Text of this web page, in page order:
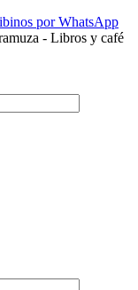
por WhatsApp
- Libros y café